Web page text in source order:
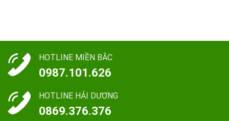
HOTLINE MIỀN BẮC
0987.101.626
HOTLINE HẢI DƯƠNG
0869.376.376